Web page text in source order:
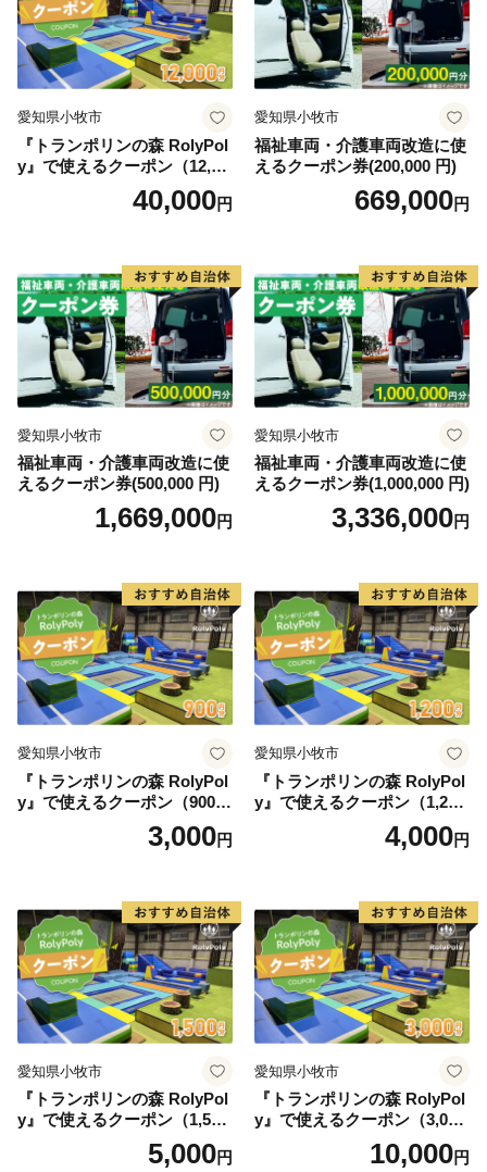
愛知県小牧市
『トランポリンの森 RolyPol
y』で使えるクーポン（12,00
40,000円
愛知県小牧市
福祉車両・介護車両改造に使
えるクーポン券(200,000 円)
669,000円
愛知県小牧市
福祉車両・介護車両改造に使
えるクーポン券(500,000 円)
1,669,000円
愛知県小牧市
福祉車両・介護車両改造に使
えるクーポン券(1,000,000 円)
3,336,000円
愛知県小牧市
『トランポリンの森 RolyPol
y』で使えるクーポン（900
3,000円
愛知県小牧市
『トランポリンの森 RolyPol
y』で使えるクーポン（1,200
4,000円
愛知県小牧市
『トランポリンの森 RolyPol
y』で使えるクーポン（1,500
5,000円
愛知県小牧市
『トランポリンの森 RolyPol
y』で使えるクーポン（3,000
10,000円